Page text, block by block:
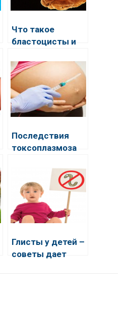
Что такое
бластоцисты и
бороться
Последствия
токсоплазмоза
беременности
Глисты у детей –
советы дает